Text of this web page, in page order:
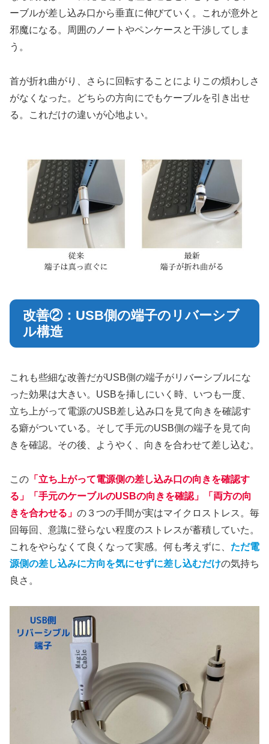
ーブルが差し込み口から垂直に伸びていく。これが意外と
邪魔になる。周囲のノートやペンケースと干渉してしま
う。
首が折れ曲がり、さらに回転することによりこの煩わしさ
がなくなった。どちらの方向にでもケーブルを引き出せ
る。これだけの違いが心地よい。
改善②：USB側の端子のリバーシブ
ル構造
これも些細な改善だがUSB側の端子がリバーシブルにな
った効果は大きい。USBを挿しにいく時、いつも一度、
立ち上がって電源のUSB差し込み口を見て向きを確認す
る癖がついている。そして手元のUSB側の端子を見て向
きを確認。その後、ようやく、向きを合わせて差し込む。
この 「立ち上がって電源側の差し込み口の向きを確認す
る」「手元のケーブルのUSBの向きを確認」「両方の向
きを合わせる」 の３つの手間が実はマイクロストレス。毎
回毎回、意識に登らない程度のストレスが蓄積していた。
これをやらなくて良くなって実感。何も考えずに、 ただ電
源側の差し込みに方向を気にせずに差し込むだけの気持ち
良さ。